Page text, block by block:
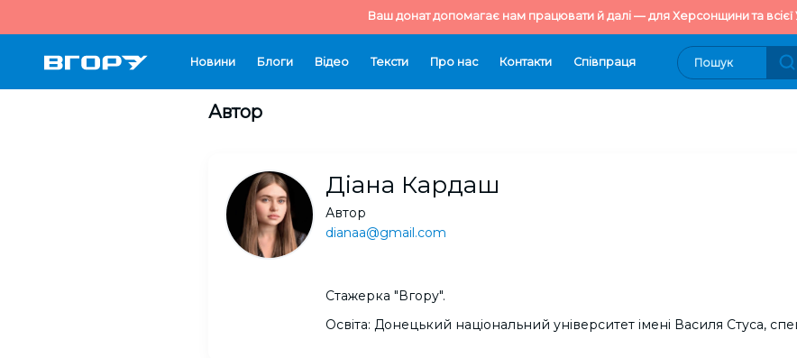
Ваш донат допомагає нам працювати й далі — для Херсонщини та всієї
Новини Блоги Відео Тексти Про нас Контакти Cпівпраця
Автор
Діана Кардаш
Автор
dianaa@gmail.com
Стажерка "Вгору".
Освіта: Донецький національний університет імені Василя Стуса,